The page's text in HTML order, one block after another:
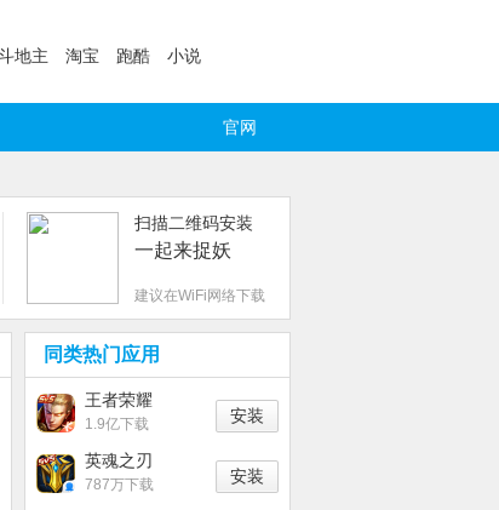
地主 淘宝 跑酷 小说
官网
扫描二维码安装
一起来捉妖
建议在WiFi网络下载
同类热门应用
王者荣耀
1.9亿下载 安装
英魂之刃
787万下载 安装